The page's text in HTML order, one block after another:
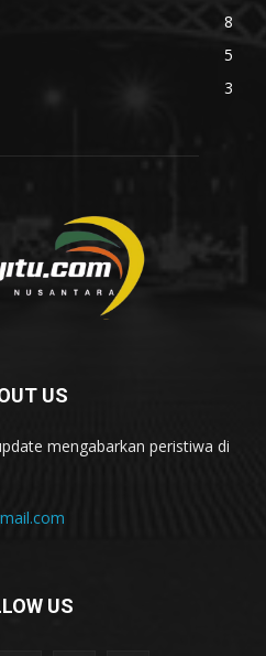
8
5
3
US
mengabarkan peristiwa di
US